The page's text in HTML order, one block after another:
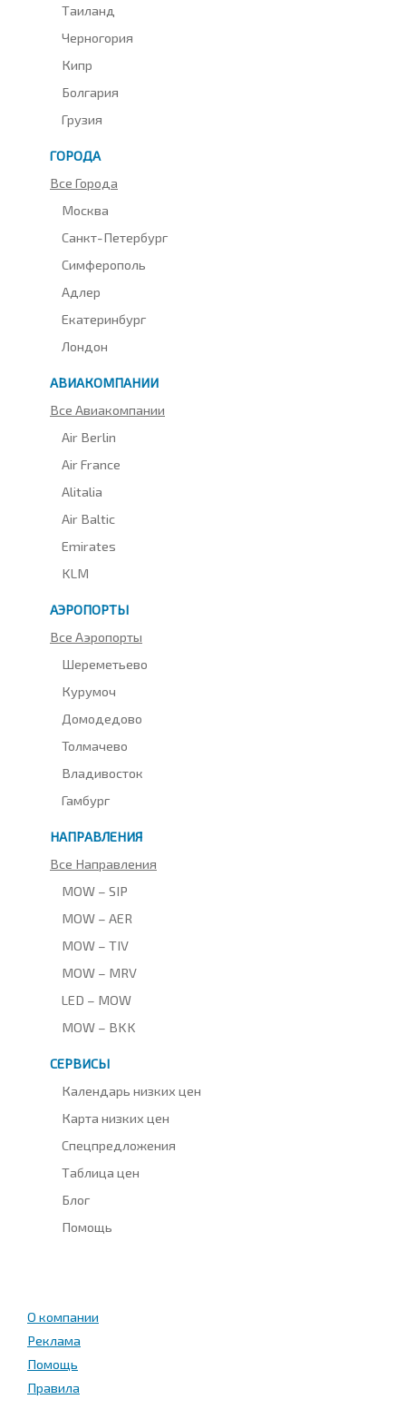
Таиланд
Черногория
Кипр
Болгария
Грузия
ГОРОДА
Все Города
Москва
Санкт-Петербург
Симферополь
Адлер
Екатеринбург
Лондон
АВИАКОМПАНИИ
Все Авиакомпании
Air Berlin
Air France
Alitalia
Air Baltic
Emirates
KLM
АЭРОПОРТЫ
Все Аэропорты
Шереметьево
Курумоч
Домодедово
Толмачево
Владивосток
Гамбург
НАПРАВЛЕНИЯ
Все Направления
MOW – SIP
MOW – AER
MOW – TIV
MOW – MRV
LED – MOW
MOW – BKK
СЕРВИСЫ
Календарь низких цен
Карта низких цен
Спецпредложения
Таблица цен
Блог
Помощь
О компании
Реклама
Помощь
Правила